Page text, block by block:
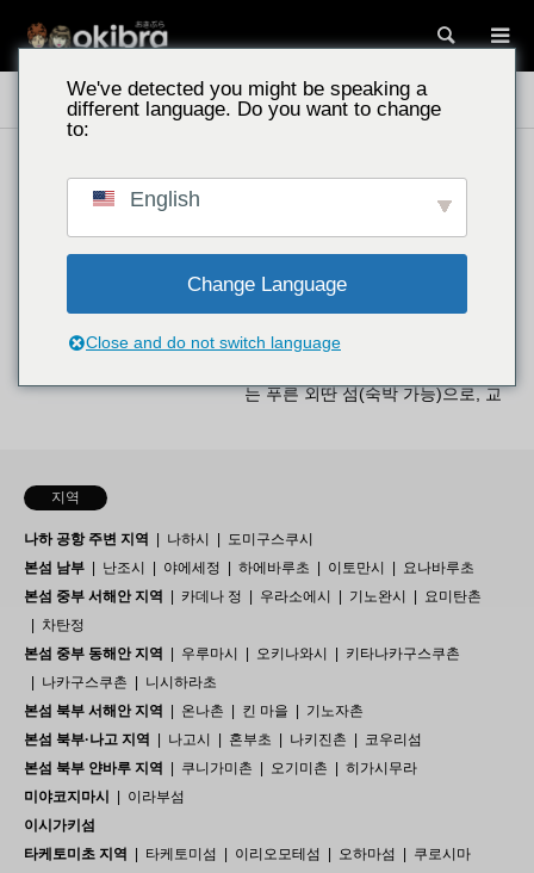
검색
오키나와 명소 외딴 섬 나간누 섬
외딴 섬 해변가
나가누 섬/오키나와현 도카시키촌
나하 토마리항에서 20분 거리! 당일
오키나와현에 위치한 나가누 섬은
는 푸른 외딴 섬(숙박 가능)으로, 교
지역
나하 공항 주변 지역 나하시
도미구스쿠시
본섬 남부
난조시 야에세정 하에바루초 이토만시
요나바루초
본섬 중부 서해안 지역
카데나 정 우라소에시 기노완시
요미탄촌
차탄정
본섬 중부 동해안 지역
우루마시 오키나와시
키타나카구스쿠촌
나카구스쿠촌
니시하라초
본섬 북부 서해안 지역
온나촌 킨 마을
기노자촌
본섬 북부·나고 지역
나고시 혼부초 나키진촌
코우리섬
본섬 북부 얀바루 지역
쿠니가미촌 오기미촌
히가시무라
미야코지마시
이라부섬
이시가키섬
타케토미초 지역
타케토미섬 이리오모테섬 오하마섬
쿠로시마
We've detected you might be speaking a
different language. Do you want to change
to:
English
Change Language
Close and do not switch language